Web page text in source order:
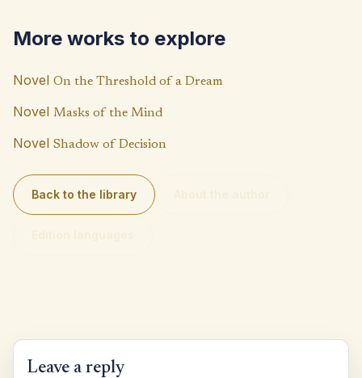
k
p
p
Li
n
k
More works to explore
Novel On the Threshold of a Dream
Novel Masks of the Mind
Novel Shadow of Decision
Back to the library
Leave a reply